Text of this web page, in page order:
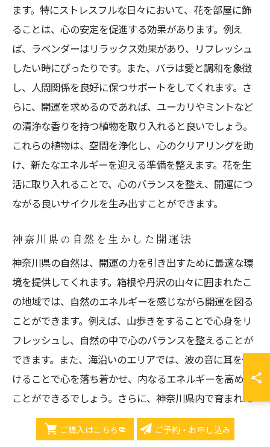
ます。特にストレスフルな日々において、花を部屋に飾
ることは、心の安定を促進する効果があります。例え
ば、ラベンダーはリラックス効果があり、リフレッシュ
したい時にぴったりです。また、バラは愛と調和を象徴
し、人間関係を良好に保つサポートをしてくれます。さ
らに、開運を求めるのであれば、ユーカリやミントなど
の清浄な香りを持つ植物を取り入れると良いでしょう。
これらの植物は、空間を浄化し、心のクリアリングを助
け、新たなエネルギーを迎える準備を整えます。花を生
活に取り入れることで、心のバランスを整え、開運につ
ながる良いサイクルを生み出すことができます。
神奈川県の自然を生かした開運法
神奈川県の自然は、開運の力を引き出すために最適な環
境を提供してくれます。箱根や丹沢の山々に囲まれたこ
の地域では、自然のエネルギーを感じながら開運を図る
ことができます。例えば、山歩きをすることで心身をリ
フレッシュし、自然の中で心のバランスを整えることが
できます。また、海沿いのエリアでは、波の音に耳を傾
けることで心を落ち着かせ、内なるエネルギーを高める
ことができるでしょう。さらに、神奈川県内で育まれた
花を取り入れることで、自然の恩恵を日常生活に取り入
れる開運法として活用することができます。
ご購入はこちら ご予約・お申し込み